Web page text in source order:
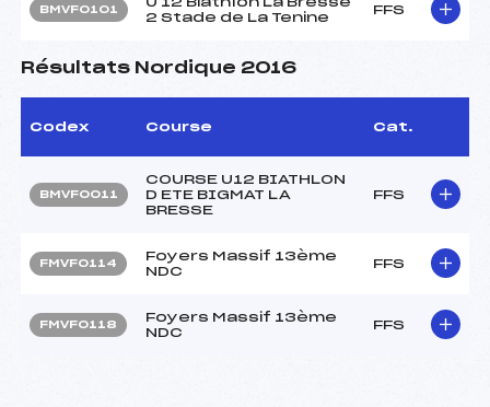
BMVF0101
2 Stade de La Tenine
FFS
Résultats Nordique 2016
Codex Course Cat.
BMVF0011
COURSE U12 BIATHLON
D ETE BIGMAT LA
BRESSE
FFS
FMVF0114
Foyers Massif 13ème
NDC
FFS
FMVF0118
Foyers Massif 13ème
NDC
FFS